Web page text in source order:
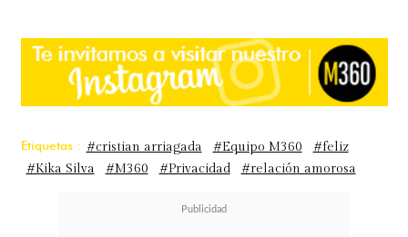
Etiquetas : #cristian arriagada #Equipo M360
#feliz
#Kika Silva
#M360 #Privacidad #relación amorosa